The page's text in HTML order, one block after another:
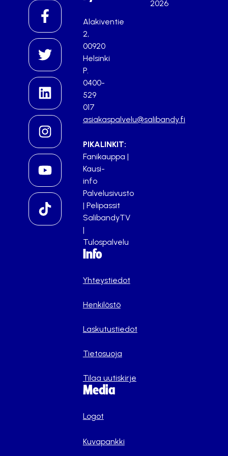
Alakiventie
2,
00920
Helsinki
P.
0400-
529
017
asiakaspalvelu@salibandy.fi
PIKALINKIT:
Fanikauppa |
Kausi-
info
Palvelusivusto
| Pelipassit
SalibandyTV
|
Tulospalvelu
Info
Yhteystiedot
Henkilöstö
Laskutustiedot
Tietosuoja
Tilaa uutiskirje
Media
Logot
Kuvapankki
2026